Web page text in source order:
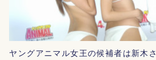
ヤングアニマル女王の候補者は新木